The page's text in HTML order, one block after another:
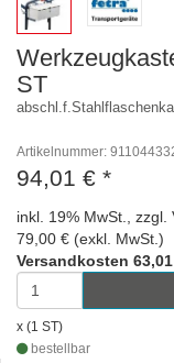
ST
Artikelnummer:
94,01 € *
inkl. 19% MwSt., zzgl.
79,00 € (exkl. MwSt.)
Versandkosten
x (1 ST)
bestellbar